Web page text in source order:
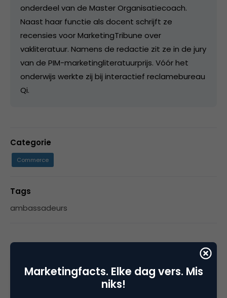
onderdeel van de Master Organisatiecoach.
Naast haar functie als docent schrijft ze
recensies voor MarketingTribune over
vakliteratuur. Namens de redactie zit ze in de jury
van de PIM-marketingliteratuurprijs. Vóór het
onderwijs werkte zij bij interactief reclamebureau
Qi.
Categorie
Commerce
Tags
ambassadeurs
Marketingfacts. Elke dag vers. Mis
niks!